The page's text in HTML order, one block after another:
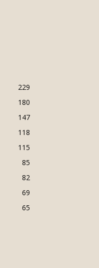
229
180
147
118
115
85
82
69
65